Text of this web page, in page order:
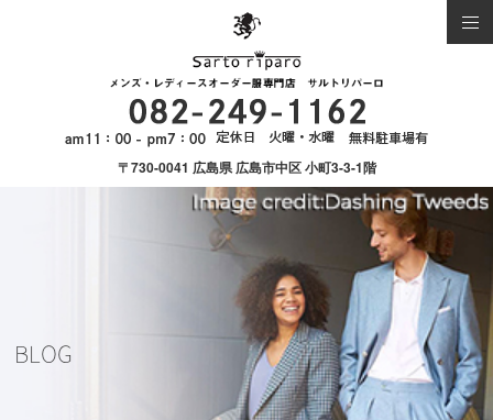
〒730-0041 広島県 広島市中区 小町3-3-1階
BLOG